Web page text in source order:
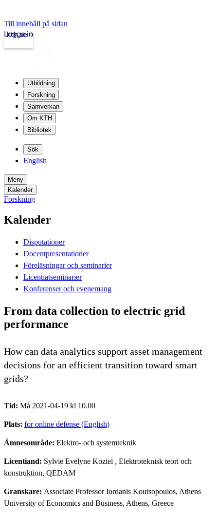
Till innehåll på sidan
kth.se
Logga in
Utbildning
Forskning
Samverkan
Om KTH
Bibliotek
Sök
English
Meny
Kalender
Forskning
Kalender
Disputationer
Docentpresentationer
Föreläsningar och seminarier
Licentiatseminarier
Konferenser och evenemang
From data collection to electric grid
performance
How can data analytics support asset management
decisions for an efficient transition toward smart
grids?
Tid: Må 2021-04-19 kl 10.00
Plats: for online defense (English)
Ämnesområde: Elektro- och systemteknik
Licentiand: Sylvie Evelyne Koziel , Elektroteknisk teori och
konstruktion, QEDAM
Granskare: Associate Professor Iordanis Koutsopoulos, Athens
University of Economics and Business, Athens, Greece